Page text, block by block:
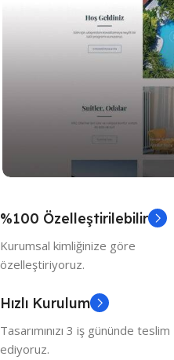
Rezervasyonlu Otel
%100 Özelleştirilebilir
Kurumsal kimliğinize göre
özelleştiriyoruz.
Hızlı Kurulum
Tasarımınızı 3 iş gününde teslim
ediyoruz.